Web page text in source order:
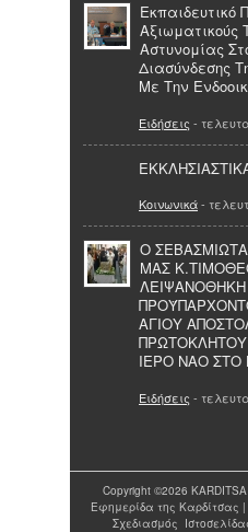
Αξιωματικούς
Αστυνομίας
Διασύνδεσης
Με Την
Ειδήσεις -
Κοινωνικά-
Ο
ΜΑΣ
ΑΓΙΟΥ
ΙΕΡΟ ΝΑΟ ΣΤΟ
Ειδήσεις -
Copyright ©2026
Εφημερίδα της Καρδίτσας |
Σχεδιασμός